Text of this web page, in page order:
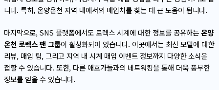
니다. 특히, 온양온천 지역 내에서의 매입처를 찾는 데 큰 도움이 됩니다.
마지막으로, SNS 플랫폼에서도 로렉스 시계에 대한 정보를 공유하는온양
온천 로렉스 팬 그룹이 활성화되어 있습니다. 이곳에서는 최신 모델에 대한
리뷰, 매입 팁, 그리고 지역 내 시계 매입 이벤트 정보까지 다양한 소식을
접할 수 있습니다. 또한, 다른 애호가들과의 네트워킹을 통해 더욱 풍부한
정보를 얻을 수 있습니다.